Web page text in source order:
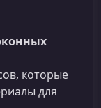
которые
для